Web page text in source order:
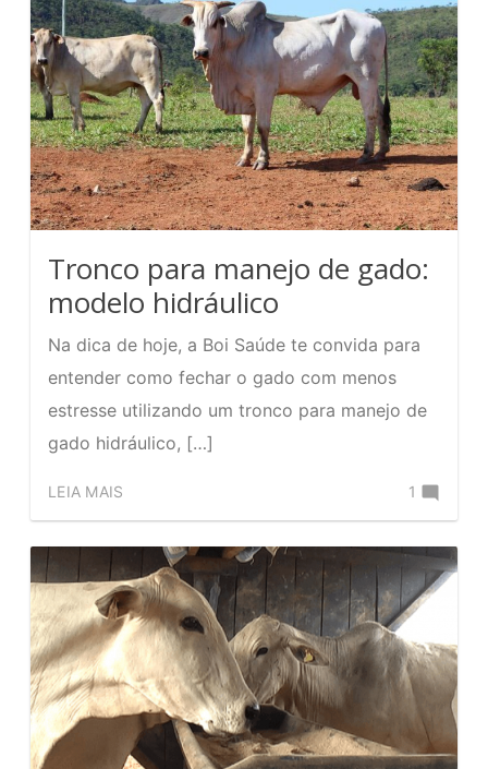
de
plástico
é
prático
e
tem
alta
Tronco para manejo de gado:
modelo hidráulico
Na dica de hoje, a Boi Saúde te convida para
entender como fechar o gado com menos
estresse utilizando um tronco para manejo de
gado hidráulico, […]
LEIA MAIS
Tronco
para
manejo
de
gado:
hidráulico
1